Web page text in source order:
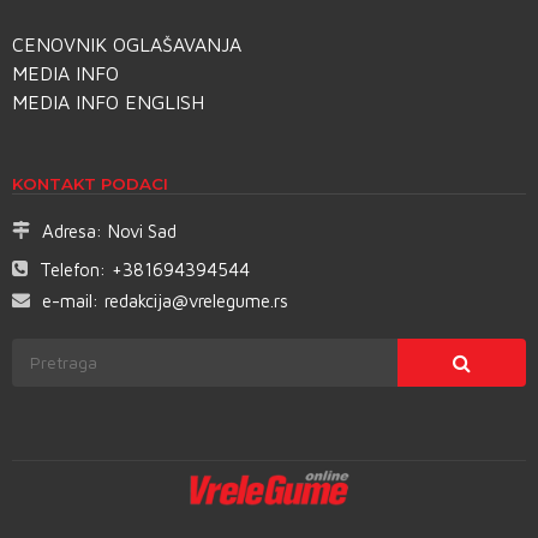
CENOVNIK OGLAŠAVANJA
MEDIA INFO
MEDIA INFO ENGLISH
KONTAKT PODACI
Adresa: Novi Sad
Telefon: +381694394544
e-mail: redakcija@vrelegume.rs